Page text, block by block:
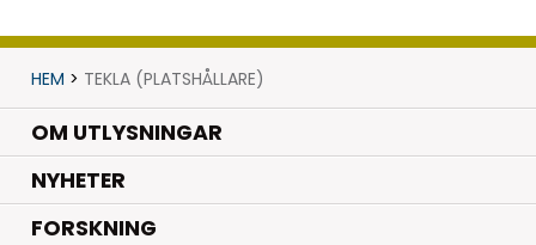
HEM > TEKLA (PLATSHÅLLARE)
OM UTLYSNINGAR
NYHETER.
FORSKNING.